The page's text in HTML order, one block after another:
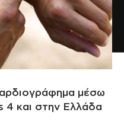
μέσω
4 και στην Ελλάδα